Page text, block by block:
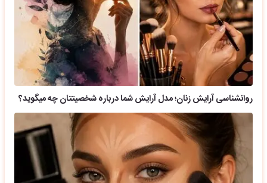
روانشناسی آرایش زنان؛ مدل آرایش شما درباره شخصیتتان چه میگوید؟